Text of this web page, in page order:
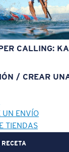
CALLING:
/ CREAR
UN ENVÍO
TIENDAS